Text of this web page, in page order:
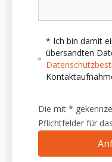
* Ich bin damit
übersandten
Die mit *
Pflichtfelder für